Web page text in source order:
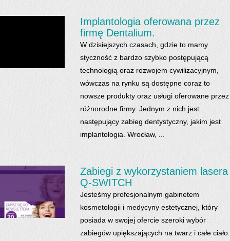
Implantologia oferowana przez
firmę Dentalium.
W dzisiejszych czasach, gdzie to mamy
styczność z bardzo szybko postępującą
technologią oraz rozwojem cywilizacyjnym,
wówczas na rynku są dostępne coraz to
nowsze produkty oraz usługi oferowane przez
różnorodne firmy. Jednym z nich jest
następujący zabieg dentystyczny, jakim jest
implantologia. Wrocław, ...
Zabiegi z wykorzystaniem lasera
Q-SWITCH
Jesteśmy profesjonalnym gabinetem
kosmetologii i medycyny estetycznej, który
posiada w swojej ofercie szeroki wybór
zabiegów upiększających na twarz i całe ciało.